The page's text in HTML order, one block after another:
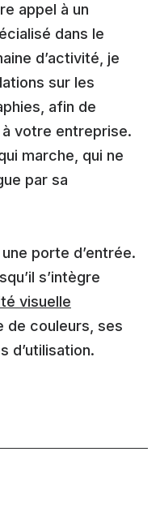
appel à un
dans le
d’activité, je
sur les
afin de
votre entreprise.
marche, qui ne
par sa
porte d’entrée.
s’intègre
visuelle
de couleurs, ses
d’utilisation.